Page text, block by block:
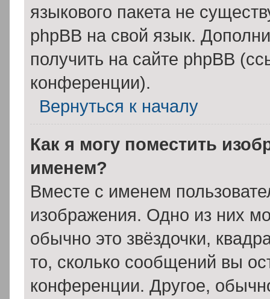
языкового пакета не
phpBB на свой язык.
получить на сайте phpBB
конференции).
Вернуться к началу
Как я могу поместить
именем?
Вместе с именем
изображения. Одно из них
обычно это звёздочки,
то, сколько сообщений вы
конференции. Другое,